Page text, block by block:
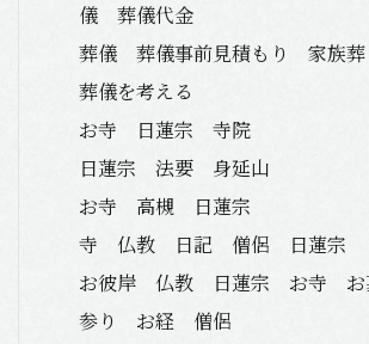
儀 葬儀代金
葬儀 葬儀事前見積もり 家族
葬儀を考える
お寺 日蓮宗 寺院
日蓮宗 法要 身延山
お寺 高槻 日蓮宗
寺 仏教 日記 僧侶 日蓮宗
お彼岸 仏教 日蓮宗 お寺 お
参り お経 僧侶